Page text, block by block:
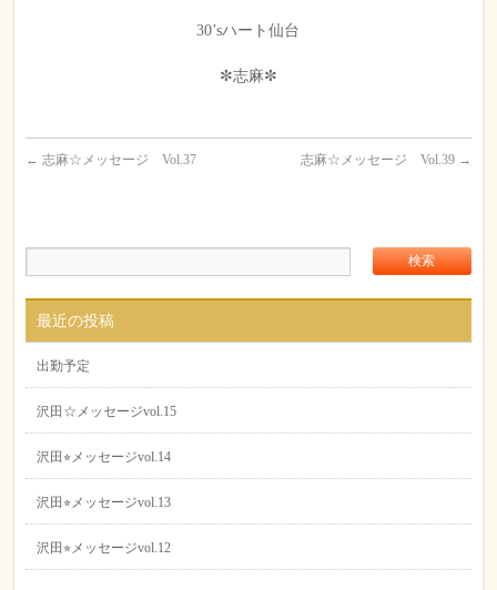
30’sハート仙台
✼志麻✼
← 志麻☆メッセージ Vol.37 志麻☆メッセージ Vol.39 →
最近の投稿
出勤予定
沢田☆メッセージvol.15
沢田⭐︎メッセージvol.14
沢田⭐︎メッセージvol.13
沢田⭐︎メッセージvol.12